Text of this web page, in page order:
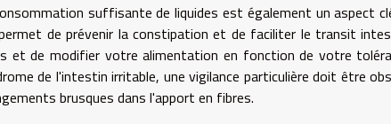
suffisante de liquides est également un aspect
de prévenir la constipation et de faciliter le transit
et de modifier votre alimentation en fonction de votre
de l'intestin irritable, une vigilance particulière doit être
brusques dans l'apport en fibres.